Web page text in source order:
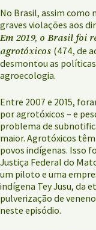
No Brasil, assim
graves violações aos
Em 2019, o Brasil foi
agrotóxicos (474, de
desmontou as
agroecologia.
Entre 2007 e 2015,
por agrotóxicos – e
problema de
maior. Agrotóxicos
povos indígenas. Isso
Justiça Federal do
um piloto e uma
indígena Tey Jusu, da
pulverização de
neste episódio.